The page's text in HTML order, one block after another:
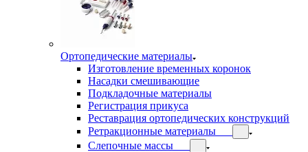
Ортопедические материалы
Изготовление временных коронок
Насадки смешивающие
Подкладочные материалы
Регистрация прикуса
Реставрация ортопедических конструкций
Ретракционные материалы
Слепочные массы